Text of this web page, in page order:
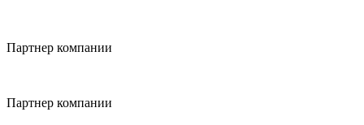
Партнер компании
Партнер компании